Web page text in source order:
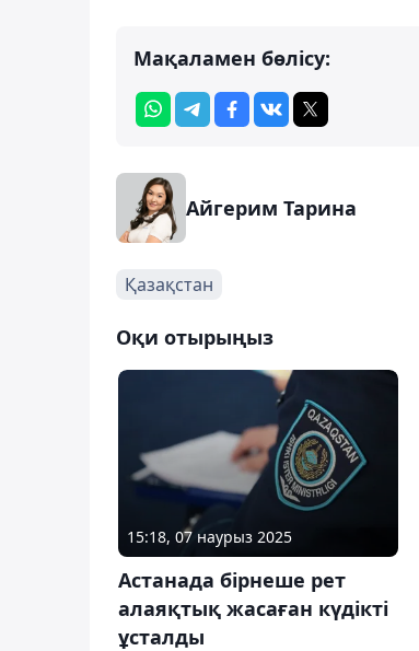
Мақаламен бөлісу:
Айгерим Тарина
Қазақстан
Оқи отырыңыз
15:18, 07 наурыз 2025
Астанада бірнеше рет
алаяқтық жасаған күдікті
ұсталды